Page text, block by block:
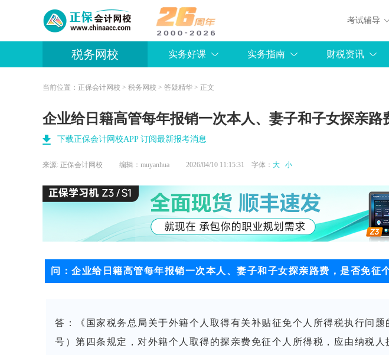
考试辅导
税务网校 实务好课 实务指南 财税资讯
当前位置： 正保会计网校 > 税务网校 > 答疑精华 > 正文
企业给日籍高管每年报销一次本人、妻子和子女探亲路
下载正保会计网校APP 订阅最新报考消息
来源: 正保会计网校 编辑：muyanhua 2026/04/10 11:15:31 字体： 大 小
问： 企业给日籍高管每年报销一次本人、妻子和子女探亲路费，是否免征
答 ：
《国家税务总局关于外籍个人取得有关补贴征免个人所得税执行问
号）第四条规定，对外籍个人取得的探亲费免征个人所得税，应由纳税人